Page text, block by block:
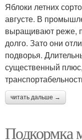
Яблоки летних
августе. В
выращивают реже,
долго. Зато они
подворья.
существенный
читать дальше →
Подкормка